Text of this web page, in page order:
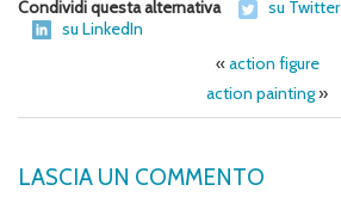
Condividi questa alternativa su Twitter
su LinkedIn
«action figure
action painting»
LASCIA UN COMMENTO